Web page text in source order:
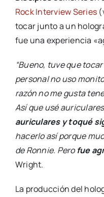
Rock Interview Series
tocar junto a un
fue una experiencia
“Bueno, tuve que
personal no uso
razón no me gusta
Así que usé
auriculares y toqué
hacerlo así porque
de Ronnie. Pero fue
Wright.
La producción del